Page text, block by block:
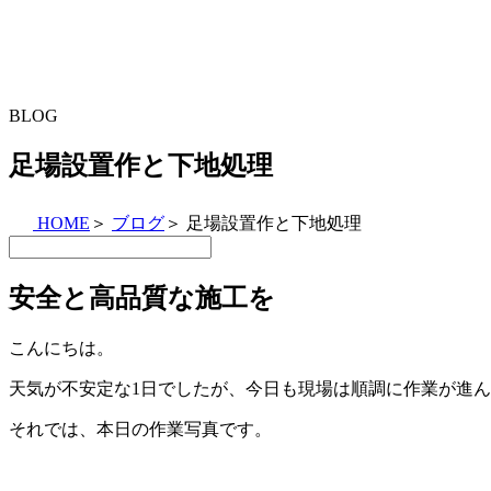
BLOG
足場設置作と下地処理
HOME ＞ ブログ ＞ 足場設置作と下地処理
安全と高品質な施工を
こんにちは。
天気が不安定な1日でしたが、今日も現場は順調に作業が進ん
それでは、本日の作業写真です。